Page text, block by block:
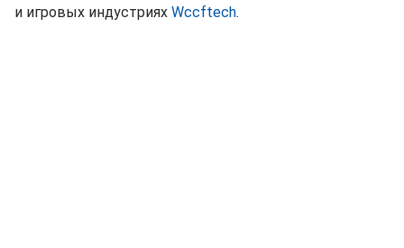
и игровых индустриях Wccftech.